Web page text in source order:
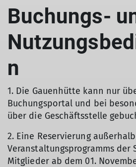
Buchungs-
n
1. Die Gauenhütte kann nur
Buchungsportal und bei
über die Geschäftsstelle
2. Eine Reservierung
Veranstaltungsprogramms der
Mitglieder ab dem 01.